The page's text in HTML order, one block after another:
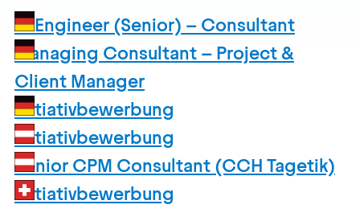
AI Engineer (Senior) – Consultant
Managing Consultant – Project &
Client Manager
Initiativbewerbung
Initiativbewerbung
Senior CPM Consultant (CCH Tagetik)
Initiativbewerbung
Partner & Technologie
Jobs & Karriere
Kontakt
Kontakt, Impressum
Datenschutz
AGBs